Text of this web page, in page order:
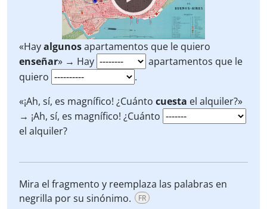
«Hayalgunosapartamentos que le quiero
enseñar» → Hay
apartamentos que le
quiero
.
«¡Ah, sí, es magnífico! ¿Cuánto cuesta el alquiler?»
→ ¡Ah, sí, es magnífico! ¿Cuánto
el alquiler?
Mira el fragmento y reemplaza las palabras en
negrilla por su sinónimo.
FR